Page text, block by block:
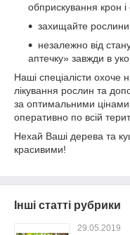
обприскування крон і
захищайте
незалежно від
аптечку» завжди в
Наші спеціалісти охоче
лікування рослин та
за оптимальними
оперативно по всій
Нехай Ваші дерева та
красивими!
Інші статті рубрики
29.05.2019